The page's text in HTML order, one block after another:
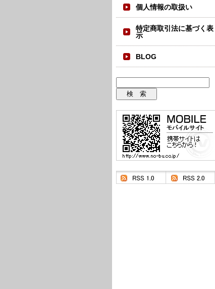
個人情報の取扱い
特定商取引法に基づく表
示
BLOG